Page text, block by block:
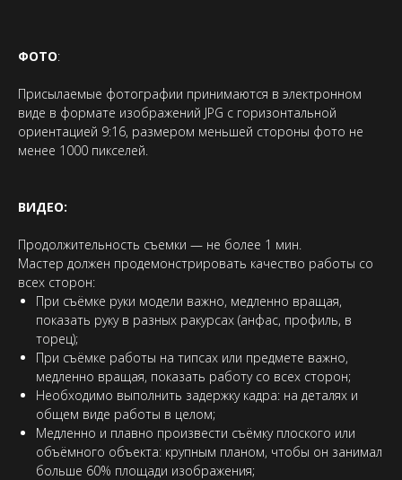
ФОТО:
Присылаемые фотографии принимаются в электронном
виде в формате изображений JPG с горизонтальной
ориентацией 9:16, размером меньшей стороны фото не
менее 1000 пикселей.
ВИДЕО:
Продолжительность съемки — не более 1 мин.
Мастер должен продемонстрировать качество работы со
всех сторон:
При съёмке руки модели важно, медленно вращая,
показать руку в разных ракурсах (анфас, профиль, в
торец);
При съёмке работы на типсах или предмете важно,
медленно вращая, показать работу со всех сторон;
Необходимо выполнить задержку кадра: на деталях и
общем виде работы в целом;
Медленно и плавно произвести съёмку плоского или
объёмного объекта: крупным планом, чтобы он занимал
больше 60% площади изображения;